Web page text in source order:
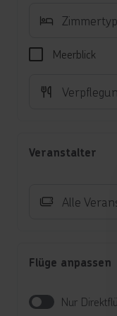
Meerblick
Veranstalter
Alle
Flüge anpassen
Nur